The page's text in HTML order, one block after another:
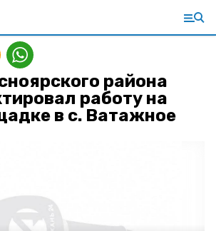
района
работу на
в с. Ватажное